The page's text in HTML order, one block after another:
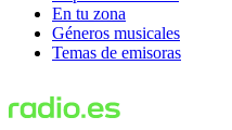
En tu zona
Géneros musicales
Temas de emisoras